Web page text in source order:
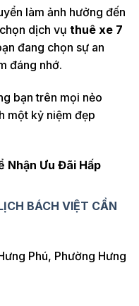
làm ảnh hưởng đến
dịch vụ thuê xe 7
đang chọn sự an
đáng nhớ.
bạn trên mọi nẻo
một kỷ niệm đẹp
Nhận Ưu Đãi Hấp
BÁCH VIỆT CẦN
Phú, Phường Hưng